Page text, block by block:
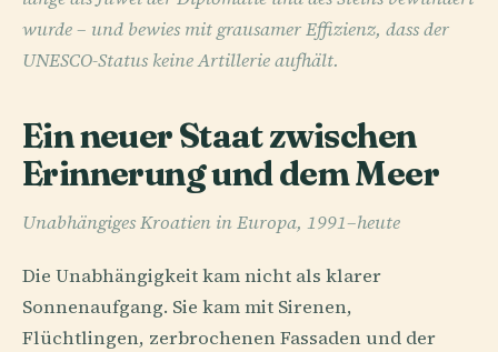
wurde – und bewies mit grausamer Effizienz, dass der
UNESCO-Status keine Artillerie aufhält.
Ein neuer Staat zwischen
Erinnerung und dem Meer
Unabhängiges Kroatien in Europa, 1991–heute
Die Unabhängigkeit kam nicht als klarer
Sonnenaufgang. Sie kam mit Sirenen,
Flüchtlingen, zerbrochenen Fassaden und der